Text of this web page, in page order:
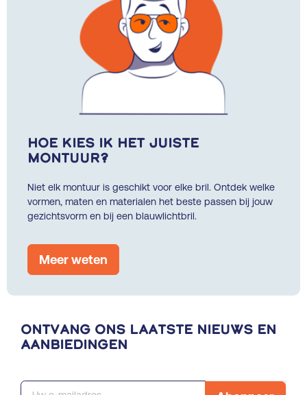
Hoe kies ik het juiste
montuur?
Niet elk montuur is geschikt voor elke bril. Ontdek welke
vormen, maten en materialen het beste passen bij jouw
gezichtsvorm en bij een blauwlichtbril.
Meer weten
Ontvang ons laatste nieuws en
aanbiedingen